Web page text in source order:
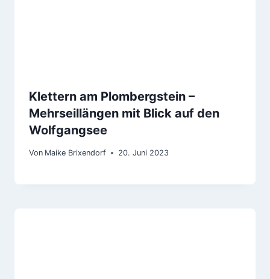
Klettern am Plombergstein –
Mehrseillängen mit Blick auf den
Wolfgangsee
Von Maike Brixendorf 20. Juni 2023